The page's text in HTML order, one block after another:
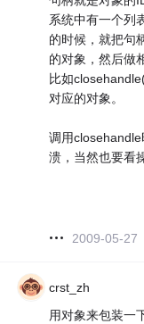
系统中有一个列
的时候，就把句
的对象，然后做
比如
对应的对象。
调用
溃，当然也要看
2009-05-27
crst_zh
用对象来包装一